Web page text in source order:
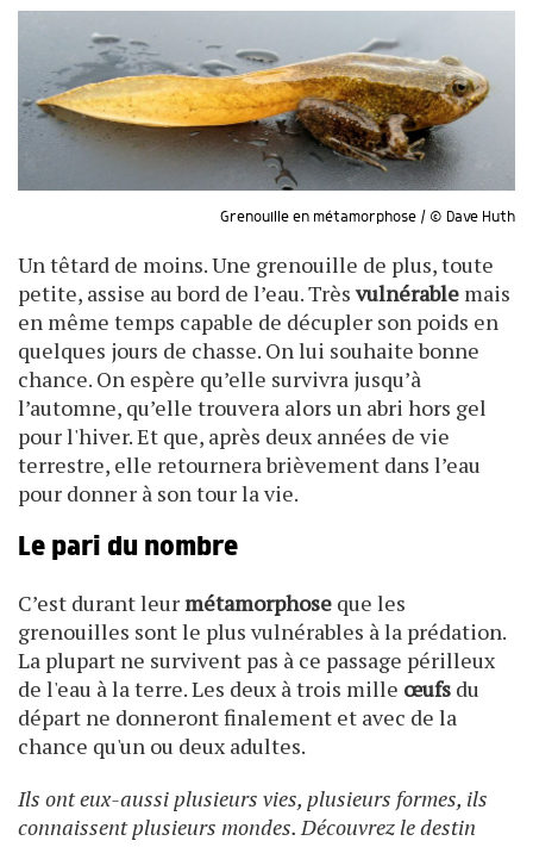
Grenouille en métamorphose / © Dave Huth
Un têtard de moins. Une grenouille de plus, toute
petite, assise au bord de l’eau. Trèsvulnérable mais
en même temps capable de décupler son poids en
quelques jours de chasse. On lui souhaite bonne
chance. On espère qu’elle survivra jusqu’à
l’automne, qu’elle trouvera alors un abri hors gel
pour l'hiver. Et que, après deux années de vie
terrestre, elle retournera brièvement dans l’eau
pour donner à son tour la vie.
Le pari du nombre
C’est durant leurmétamorphose que les
grenouilles sont le plus vulnérables à la prédation.
La plupart ne survivent pas à ce passage périlleux
de l'eau à la terre. Les deux à trois mille œufs du
départ ne donneront finalement et avec de la
chance qu'un ou deux adultes.
Ils ont eux-aussi plusieurs vies, plusieurs formes, ils
connaissent plusieurs mondes. Découvrez le destin